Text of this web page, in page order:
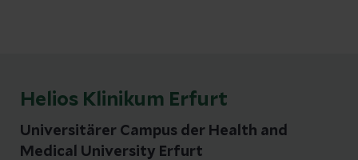
Helios Klinikum Erfurt
Universitärer Campus der Health and
Medical University Erfurt